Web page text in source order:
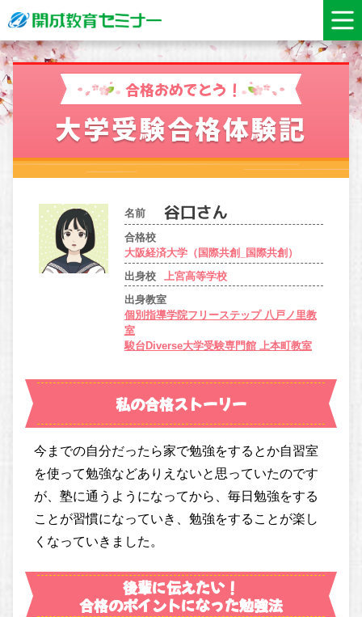
合格おめでとう！
大学受験合格体験記
名前
合格校
大阪経済大学（国際共創_国際共創）
出身校
上宮高等学校
出身教室
個別指導学院フリーステップ 八戸ノ里教
室
駿台Diverse大学受験専門館 上本町教室
私の合格ストーリー
今までの自分だったら家で勉強をするとか自習室
を使って勉強などありえないと思っていたのです
が、塾に通うようになってから、毎日勉強をする
ことが習慣になっていき、勉強をすることが楽し
くなっていきました。
後輩に伝えたい！
合格のポイントになった勉強法